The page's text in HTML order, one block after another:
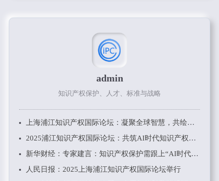
admin
知识产权保护、人才、标准与战略
上海浦江知识产权国际论坛：凝聚全球智慧，共绘知识产权新蓝图
2025浦江知识产权国际论坛：共筑AI时代知识产权的新未来
新华财经：专家建言：知识产权保护需跟上“AI时代”步伐
人民日报：2025上海浦江知识产权国际论坛举行